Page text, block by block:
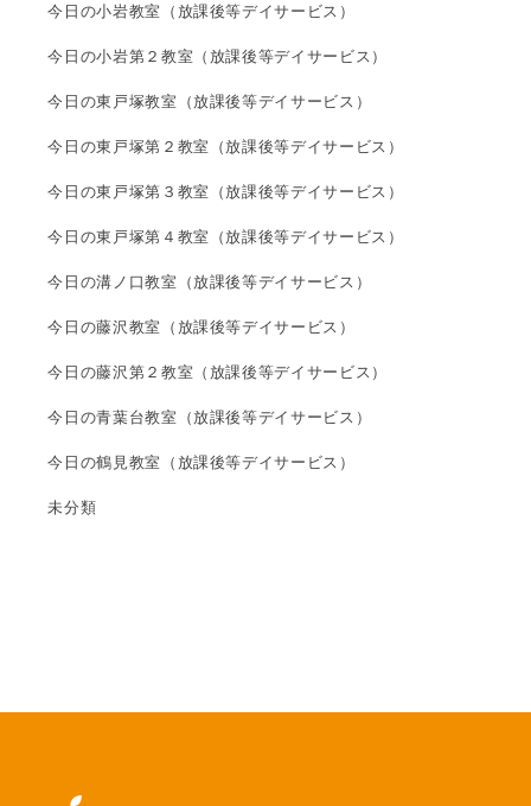
今日の小岩教室（放課後等デイサービス）
今日の小岩第２教室（放課後等デイサービス）
今日の東戸塚教室（放課後等デイサービス）
今日の東戸塚第２教室（放課後等デイサービス）
今日の東戸塚第３教室（放課後等デイサービス）
今日の東戸塚第４教室（放課後等デイサービス）
今日の溝ノ口教室（放課後等デイサービス）
今日の藤沢教室（放課後等デイサービス）
今日の藤沢第２教室（放課後等デイサービス）
今日の青葉台教室（放課後等デイサービス）
今日の鶴見教室（放課後等デイサービス）
未分類